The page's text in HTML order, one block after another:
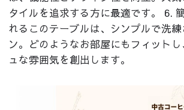
タイルを追求する方に最適です。 6.
れるこのテーブルは、シンプルで洗
ン。どのようなお部屋にもフィット
ュな雰囲気を創出します。